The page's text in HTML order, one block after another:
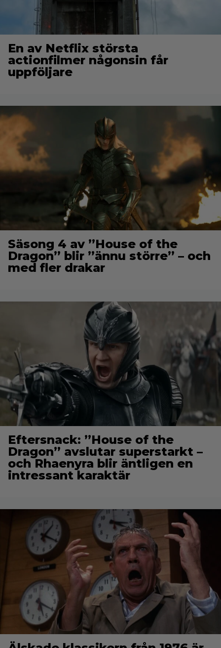
En av Netflix största
actionfilmer någonsin får
uppföljare
Säsong 4 av ”House of the
Dragon” blir ”ännu större” – och
med fler drakar
Eftersnack: ”House of the
Dragon” avslutar superstarkt –
och Rhaenyra blir äntligen en
intressant karaktär